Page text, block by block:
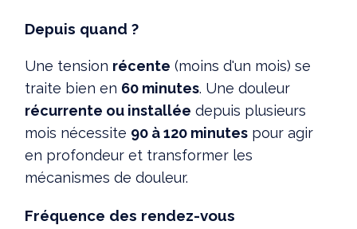
Depuis quand ?
Une tension récente (moins d'un mois) se
traite bien en 60 minutes. Une douleur
récurrente ou installée depuis plusieurs
mois nécessite 90 à 120 minutes pour agir
en profondeur et transformer les
mécanismes de douleur.
Fréquence des rendez-vous